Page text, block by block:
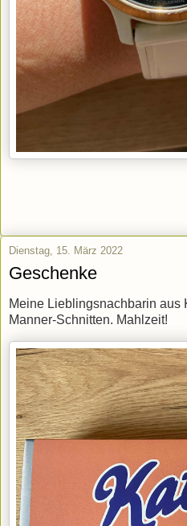
Dienstag, 15. März 2022
Geschenke
Meine Lieblingsnachbarin aus
Manner-Schnitten. Mahlzeit!